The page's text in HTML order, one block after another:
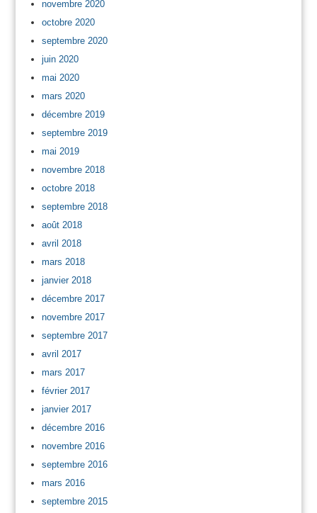
novembre 2020
octobre 2020
septembre 2020
juin 2020
mai 2020
mars 2020
décembre 2019
septembre 2019
mai 2019
novembre 2018
octobre 2018
septembre 2018
août 2018
avril 2018
mars 2018
janvier 2018
décembre 2017
novembre 2017
septembre 2017
avril 2017
mars 2017
février 2017
janvier 2017
décembre 2016
novembre 2016
septembre 2016
mars 2016
septembre 2015